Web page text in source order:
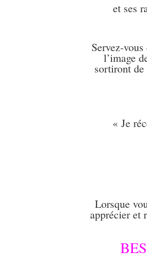
et ses
Servez-
l’image
sortiront de
« Je
Lorsque
apprécier et